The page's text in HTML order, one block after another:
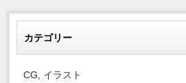
カテゴリー
CG, イラスト